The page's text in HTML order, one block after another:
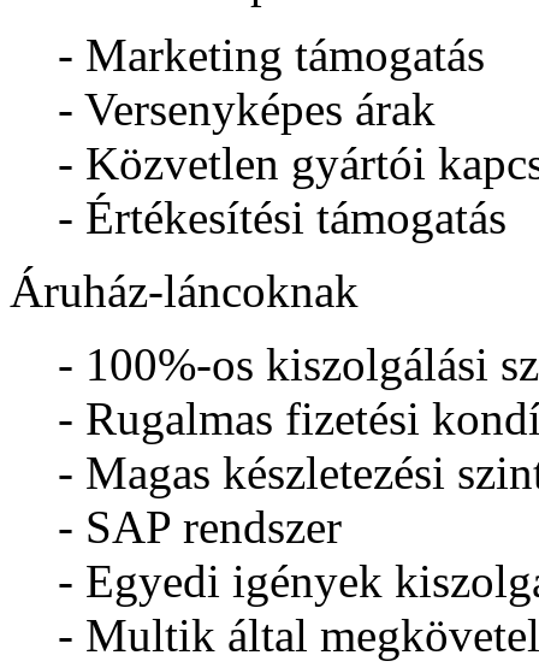
- Marketing támogatás
- Versenyképes árak
- Közvetlen gyártói
- Értékesítési támogatás
Áruház-láncoknak
- 100%-os kiszolgálási
- Rugalmas fizetési
- Magas készletezési
- SAP rendszer
- Egyedi igények
- Multik által